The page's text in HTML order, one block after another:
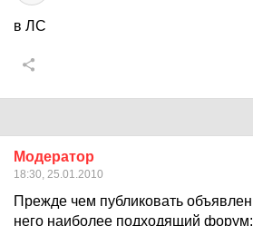
в ЛС
Модератор
18:30, 25.01.2010
Прежде чем публиковать
него наиболее подходящий форум: